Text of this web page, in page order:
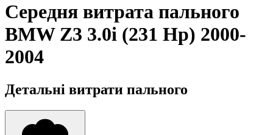
Середня витрата пального
BMW Z3 3.0i (231 Hp) 2000-
2004
Детальні витрати пального